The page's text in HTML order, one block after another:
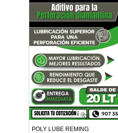
POLY LUBE REMING